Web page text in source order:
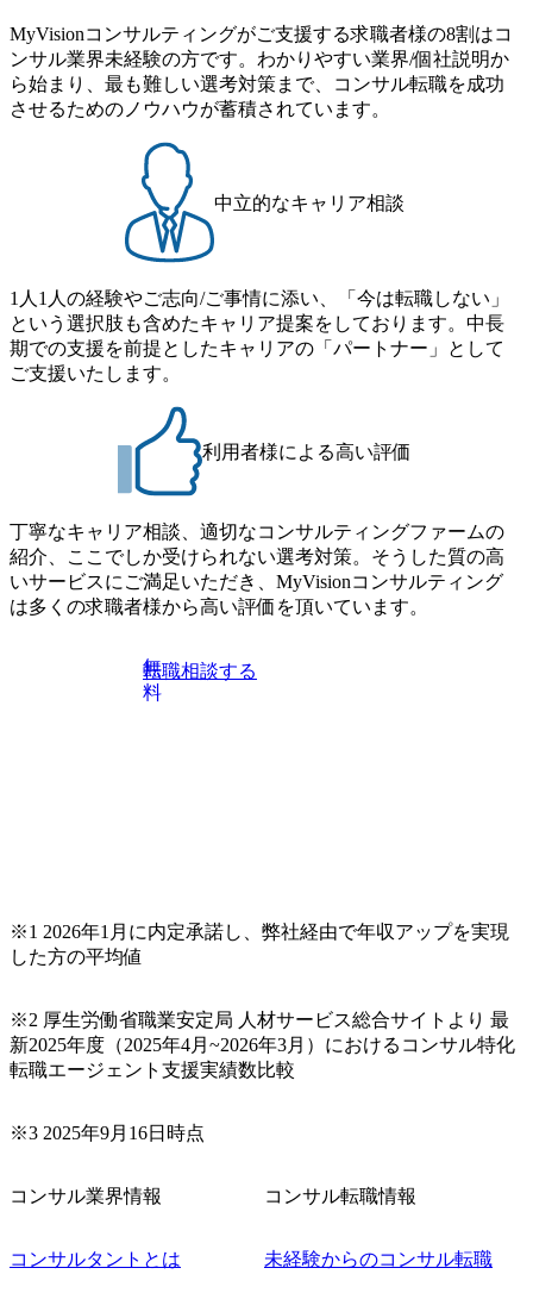
で主体的に動ける方 ・年齢にこだわらず、アドバイスを素
直に受け取れる方 ・推進力のある方
6年8月23日(日)にSustainable SCM SU 1day選考会を開催いた
します。 当SUは「GlobalでのSCM構築」や「物流・調達コ
ストの構造改革」といった伝統的なテーマに留まらずクラ
イアントがこれから取組むべき「グリーントランスフォー
った社会課題やテーマに対して、グローバル知見と最新の
事例などを基に企業の構造改革と社会価値の創造の取り組
みを行うプロフェッショナルチームです。 今回1day選考対
象となるポジションは下記となります。 ・コンサルタント
(調達改革・設備O&M)【SCS SU】 ・コンサルタント(ECM/
流改革/需給プロセス改革)【SSC SU】 ・SCM/ECMデータ・
プロセス分析・AI活用_Sustainable SCM Strategy Unit(Strategy
Consultant職)≪東京・大阪≫ ・コンサルタント(SCS SUオー
プンポジション)【SCS SU】 ※当日は全体での会社説明な
どはなく、個別選考のみの実施を予定しています ※1名あた
りの拘束時間は1時間～最大2時間半程度を想定しています
※1次面接と最終面接の間をなるべく空けないよう調整して
おりますが、調整が叶わないケースもございます オンライ
ン 書類選考通過者
食事などのカジュアルな交流、実際のプロジェクトのケー
ススタディ、1対1の模擬面接等、複数のセッションを約1か
月の期間に渡り行い、選考にご参加いただきます。コンサ
ルタント未経験の方でも、戦略コンサルタントの具体的な
仕事内容からお話をさせていただきますので、戦略コンサ
ルティングにご興味をお持ちの方は、この機会にぜひご応
にはWebテストを8月20日までに受験いただきます ・8月21
日までにプログラム参加者をご案内します ・初回プログラ
ム : 8月29日(土)10:00～13:30 @ベイン東京オフィス(六本木)
・プログラム期間中はコンサルタントとの食事会、プロジ
ェクトのご紹介、ケースワークショップなどを実施します
・10月17日(土)開催の選考会にて採用面接を実施する予定で
す ※ご都合が合わない方は別途調整いたします 初回プロ
ラインまたはオフラインの実施 ※東京オフィスのみのご応
募となります。他オフィス希望を含めたご応募はお受けい
たしかねますのでご了承ください ● フルタイムでの職務経
歴を2年以上お持ちの方で、東京オフィスのコンサルタント
ポジションに応募意思がある方 ● 英語・日本語ともにビジ
ネスレベルの方 ※日本語が母国語でない方は日本語能力
試験N1またはそれ相当の上級レベルの日本語力(会話・読解
力)
MyVisionコンサルティングがご支援する求職者様の8割はコ
ンサル業界未経験の方です。わかりやすい業界/個社説明か
ら始まり、最も難しい選考対策まで、コンサル転職を成功
させるためのノウハウが蓄積されています。
中立的なキャリア相談
1人1人の経験やご志向/ご事情に添い、「今は転職しない」
という選択肢も含めたキャリア提案をしております。中長
期での支援を前提としたキャリアの「パートナー」として
ご支援いたします。
利用者様による高い評価
丁寧なキャリア相談、適切なコンサルティングファームの
紹介、ここでしか受けられない選考対策。そうした質の高
いサービスにご満足いただき、MyVisionコンサルティング
は多くの求職者様から高い評価を頂いています。
無
料
転職相談する
※1 2026年1月に内定承諾し、弊社経由で年収アップを実現
した方の平均値
※2 厚生労働省職業安定局 人材サービス総合サイトより 最
新2025年度（2025年4月~2026年3月）におけるコンサル特化
転職エージェント支援実績数比較
※3 2025年9月16日時点
コンサル業界情報
コンサルタントとは
コンサル転職情報
未経験からのコンサル転職